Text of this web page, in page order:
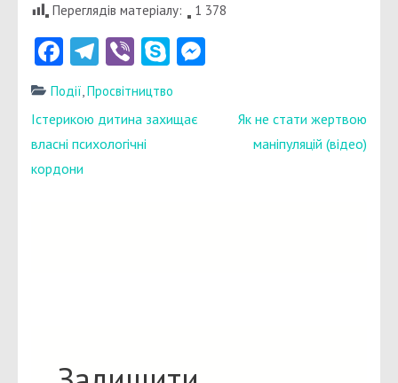
Переглядів матеріалу: 1 378
Facebook
Telegram
ViberSkype
Події Просвітництво
Навігація
записів
Істерикою дитина захищає
власні психологічні
кордони
Як не стати жертвою
маніпуляцій (відео)